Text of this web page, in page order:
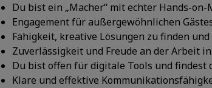
Du bist ein „Macher“ mit echter Hands-
Engagement für außergewöhnlichen
Fähigkeit, kreative Lösungen zu finden
Zuverlässigkeit und Freude an der Arbeit
Du bist offen für digitale Tools und findest
Klare und effektive